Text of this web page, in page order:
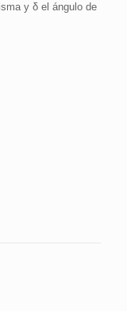
y δ el ángulo de